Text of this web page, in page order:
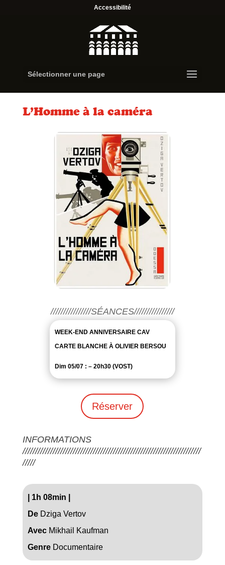
Accessibilité
Sélectionner une page
L’Homme à la caméra
////////////////SÉANCES////////////////
WEEK-END ANNIVERSAIRE CAV
CARTE BLANCHE À OLIVIER BERSOU
Dim 05/07 : – 20h30 (VOST)
Réserver
INFORMATIONS
///////////////////////////////////////////////////////////////////////
/////
1h 08min
DeDziga Vertov
AvecMikhail Kaufman
GenreDocumentaire